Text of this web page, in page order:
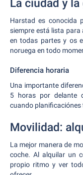
La ciudad y la
Harstad es conocida
siempre está lista para
en todas partes y os
noruega en todo
Diferencia horaria
Una importante
5 horas por delante
cuando planificaciónes
Movilidad:
La mejor manera de
coche. Al alquilar un
propio ritmo y ver